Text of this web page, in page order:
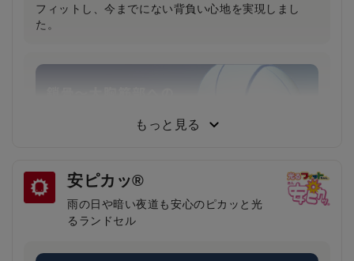
フィットし、今までにない背負い心地を実現しまし
た。
もっと見る
安ピカッ®
雨の日や暗い夜道も安心のピカッと光
るランドセル